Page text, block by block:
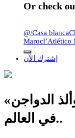
Or check
@/Casa blanca
Marocl’Atlético
إشترك الآن
«دجاج لامبورغيني» أغلى وألذ الدواجن
في العالم..